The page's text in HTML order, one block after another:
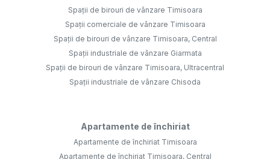
Spații de birouri de vânzare Timisoara
Spații comerciale de vânzare Timisoara
Spații de birouri de vânzare Timisoara, Central
Spații industriale de vânzare Giarmata
Spații de birouri de vânzare Timisoara, Ultracentral
Spații industriale de vânzare Chisoda
Apartamente de închiriat
Apartamente de închiriat Timisoara
Apartamente de închiriat Timisoara, Central